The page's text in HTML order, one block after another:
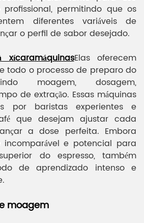
permitindo que os
diferentes variáveis ​​de
o perfil de sabor desejado.
xícaramáquinasElas oferecem
todo o processo de preparo do
moagem, dosagem,
de extração. Essas máquinas
por baristas experientes e
que desejam ajustar cada
a dose perfeita. Embora
incomparável e potencial para
do espresso, também
de aprendizado intenso e
moagem